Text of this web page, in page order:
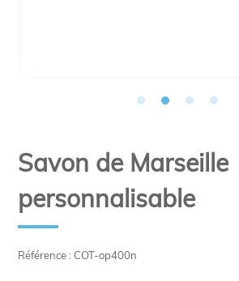
Référence : COT-op400n
Savon de Marseille
personnalisable